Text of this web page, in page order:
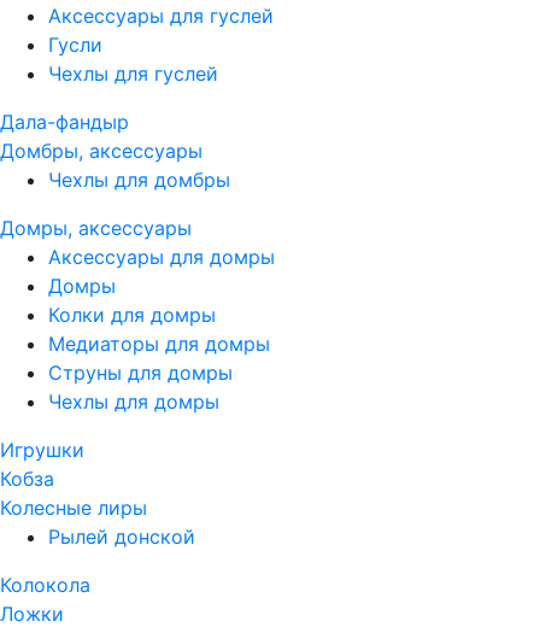
Аксессуары для гуслей
Гусли
Чехлы для гуслей
Дала-фандыр
Домбры, аксессуары
Чехлы для домбры
Домры, аксессуары
Аксессуары для домры
Домры
Колки для домры
Медиаторы для домры
Струны для домры
Чехлы для домры
Игрушки
Кобза
Колесные лиры
Рылей донской
Колокола
Ложки